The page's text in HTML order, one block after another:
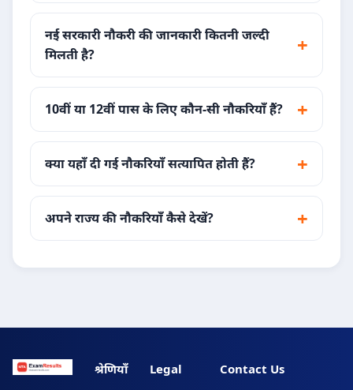
नई सरकारी नौकरी की जानकारी कितनी जल्दी
मिलती है?
10वीं या 12वीं पास के लिए कौन-सी नौकरियाँ हैं?
क्या यहाँ दी गई नौकरियाँ सत्यापित होती हैं?
अपने राज्य की नौकरियाँ कैसे देखें?
श्रेणियाँ Legal Contact Us